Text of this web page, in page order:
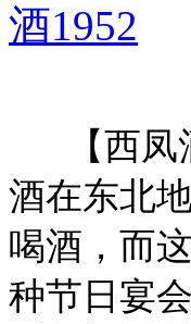
酒1952
【西凤
酒在东北
喝酒，而
种节日宴